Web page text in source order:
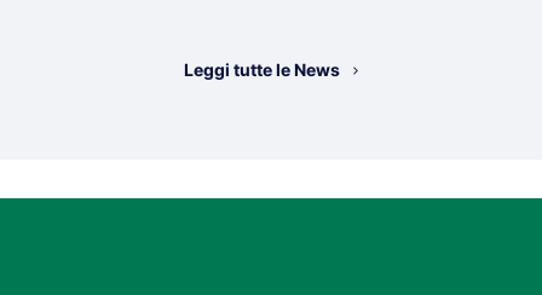
Leggi tutte le News